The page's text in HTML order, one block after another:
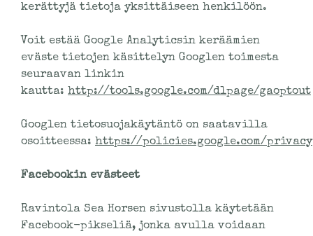
kerättyjä tietoja yksittäiseen henkilöön.
Voit estää Google Analyticsin keräämien
eväste tietojen käsittelyn Googlen toimesta
seuraavan linkin
kautta: http://tools.google.com/dlpage/gaoptout
Googlen tietosuojakäytäntö on saatavilla
osoitteessa: https://policies.google.com/privacy
Facebookin evästeet
Ravintola Sea Horsen sivustolla käytetään
Facebook-pikseliä, jonka avulla voidaan